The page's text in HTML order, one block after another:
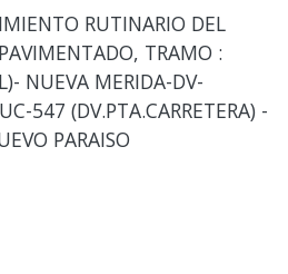
RUTINARIO DEL
TRAMO :
NUEVA MERIDA-DV-
547 (DV.PTA.CARRETERA) -
PARAISO